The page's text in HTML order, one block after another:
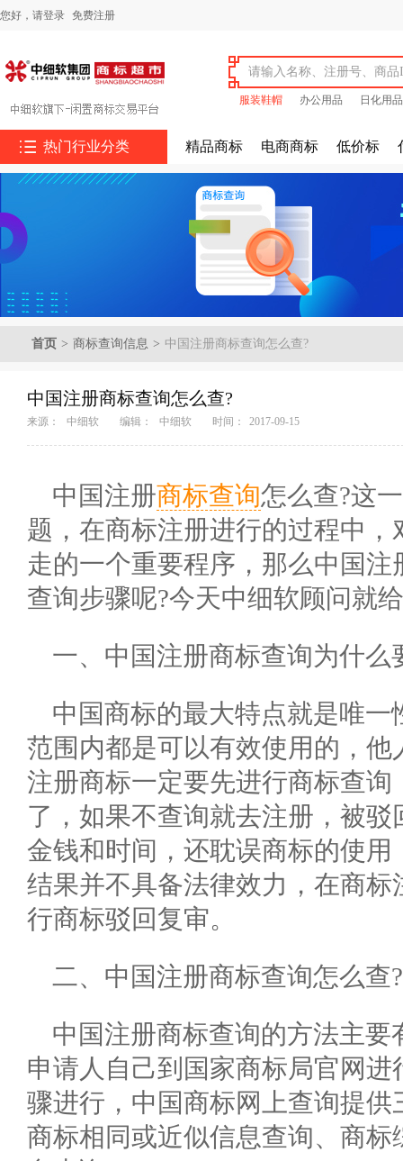
您好， 请登录 免费注册
服装鞋帽 办公用品 日化用品
 热门行业分类 精品商标 电商商标 低价标
首页 > 商标查询信息 > 中国注册商标查询怎么查?
中国注册商标查询怎么查?
来源： 中细软 编辑： 中细软 时间： 2017-09-15
中国注册商标查询怎么查?这
题，在商标注册进行的过程中
走的一个重要程序，那么中国
查询步骤呢?今天中细软顾问就
一、中国注册商标查询为什么
中国商标的最大特点就是唯
范围内都是可以有效使用的，
注册商标一定要先进行商标查
了，如果不查询就去注册，被
金钱和时间，还耽误商标的使
结果并不具备法律效力，在商
行商标驳回复审。
二、中国注册商标查询怎么查?
中国注册商标查询的方法主
申请人自己到国家商标局官网
骤进行，中国商标网上查询提
商标相同或近似信息查询、商